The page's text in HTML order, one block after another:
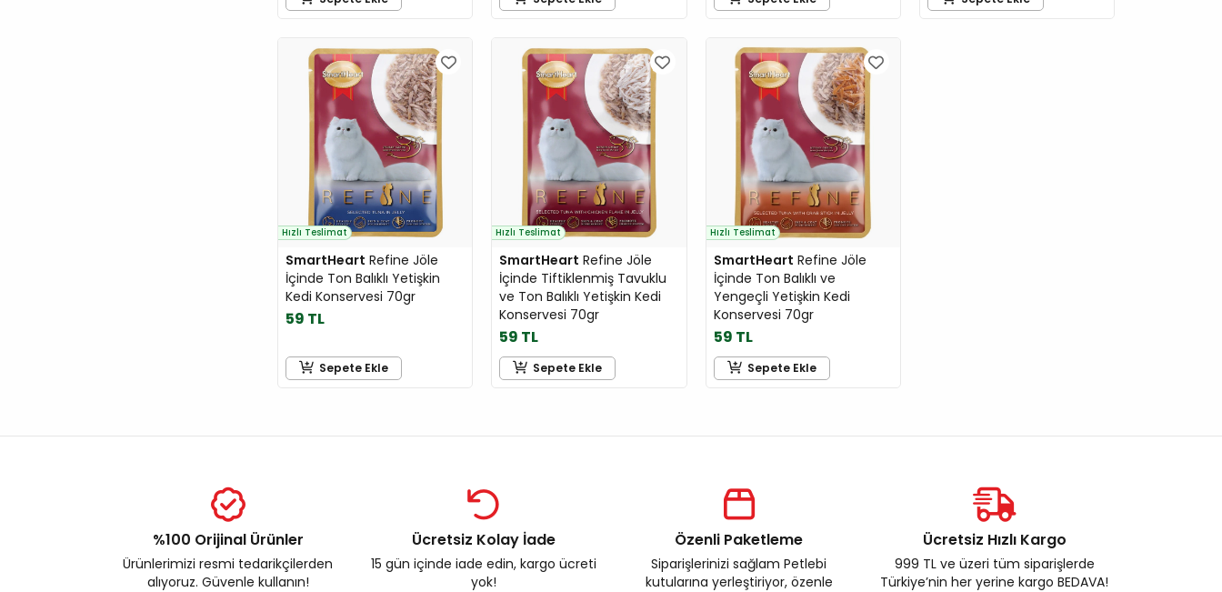
Plaisir
PRO-NUTRITION
ProChoice
Profine
Proline
Hızlı Teslimat
SmartHeart Refine Jöle
İçinde Ton Balıklı Yetişkin
Kedi Konservesi 70gr
59 TL
Sepete Ekle
Hızlı Teslimat
SmartHeart Refine Jöle
İçinde Tiftiklenmiş Tavuklu
ve Ton Balıklı Yetişkin Kedi
Konservesi 70gr
59 TL
Sepete Ekle
Hızlı Teslimat
SmartHeart Refine Jöle
İçinde Ton Balıklı ve
Yengeçli Yetişkin Kedi
Konservesi 70gr
59 TL
Sepete Ekle
%100 Orijinal Ürünler
Ürünlerimizi resmi tedarikçilerden
alıyoruz. Güvenle kullanın!
Ücretsiz Kolay İade
15 gün içinde iade edin, kargo ücreti
yok!
Özenli Paketleme
Siparişlerinizi sağlam Petlebi
kutularına yerleştiriyor, özenle
Ücretsiz Hızlı Kargo
999 TL ve üzeri tüm siparişlerde
Türkiye’nin her yerine kargo BEDAVA!